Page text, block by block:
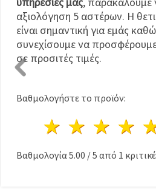
αξιολόγηση 5 αστέρων. Η
είναι σημαντική για εμάς
συνεχίσουμε να
σε προσιτές τιμές.
Βαθμολογήστε το προϊόν:
4
3
2
1 Αστέρι
Βαθμολογία 5.00 /5 από 1